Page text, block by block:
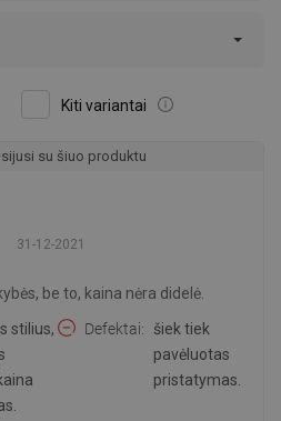
Kiti variantai
su šiuo produktu
31-12-2021
be to, kaina nėra didelė.
stilius,
Defektai
šiek tiek
pavėluotas
pristatymas.